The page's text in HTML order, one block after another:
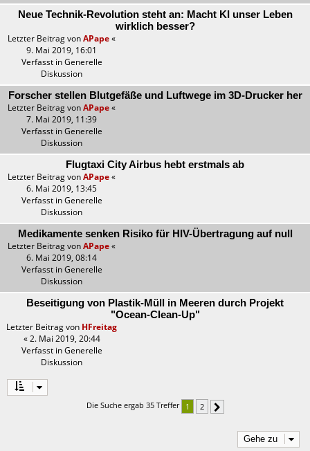
Neue Technik-Revolution steht an: Macht KI unser Leben
wirklich besser?
Letzter Beitrag vonAPape«
9. Mai 2019, 16:01
Verfasst inGenerelle
Diskussion
Forscher stellen Blutgefäße und Luftwege im 3D-Drucker her
Letzter Beitrag vonAPape«
7. Mai 2019, 11:39
Verfasst inGenerelle
Diskussion
Flugtaxi City Airbus hebt erstmals ab
Letzter Beitrag vonAPape«
6. Mai 2019, 13:45
Verfasst inGenerelle
Diskussion
Medikamente senken Risiko für HIV-Übertragung auf null
Letzter Beitrag vonAPape«
6. Mai 2019, 08:14
Verfasst inGenerelle
Diskussion
Beseitigung von Plastik-Müll in Meeren durch Projekt
"Ocean-Clean-Up"
Letzter Beitrag von HFreitag
«2. Mai 2019, 20:44
Verfasst inGenerelle
Diskussion
Die Suche ergab 35 Treffer 1 2
Gehe zu